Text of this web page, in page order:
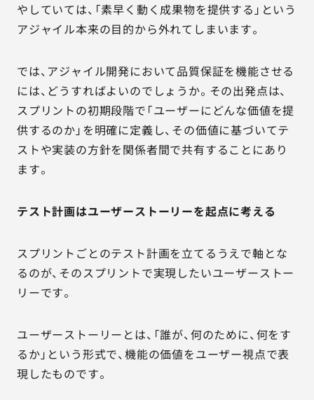
やしていては、「素早く動く成果物を提供する」という
アジャイル本来の目的から外れてしまいます。
では、アジャイル開発において品質保証を機能させる
には、どうすればよいのでしょうか。その出発点は、
スプリントの初期段階で「ユーザーにどんな価値を提
供するのか」を明確に定義し、その価値に基づいてテ
ストや実装の方針を関係者間で共有することにあり
ます。
テスト計画はユーザーストーリーを起点に考える
スプリントごとのテスト計画を立てるうえで軸とな
るのが、そのスプリントで実現したいユーザーストー
リーです。
ユーザーストーリーとは、「誰が、何のために、何をす
るか」という形式で、機能の価値をユーザー視点で表
現したものです。